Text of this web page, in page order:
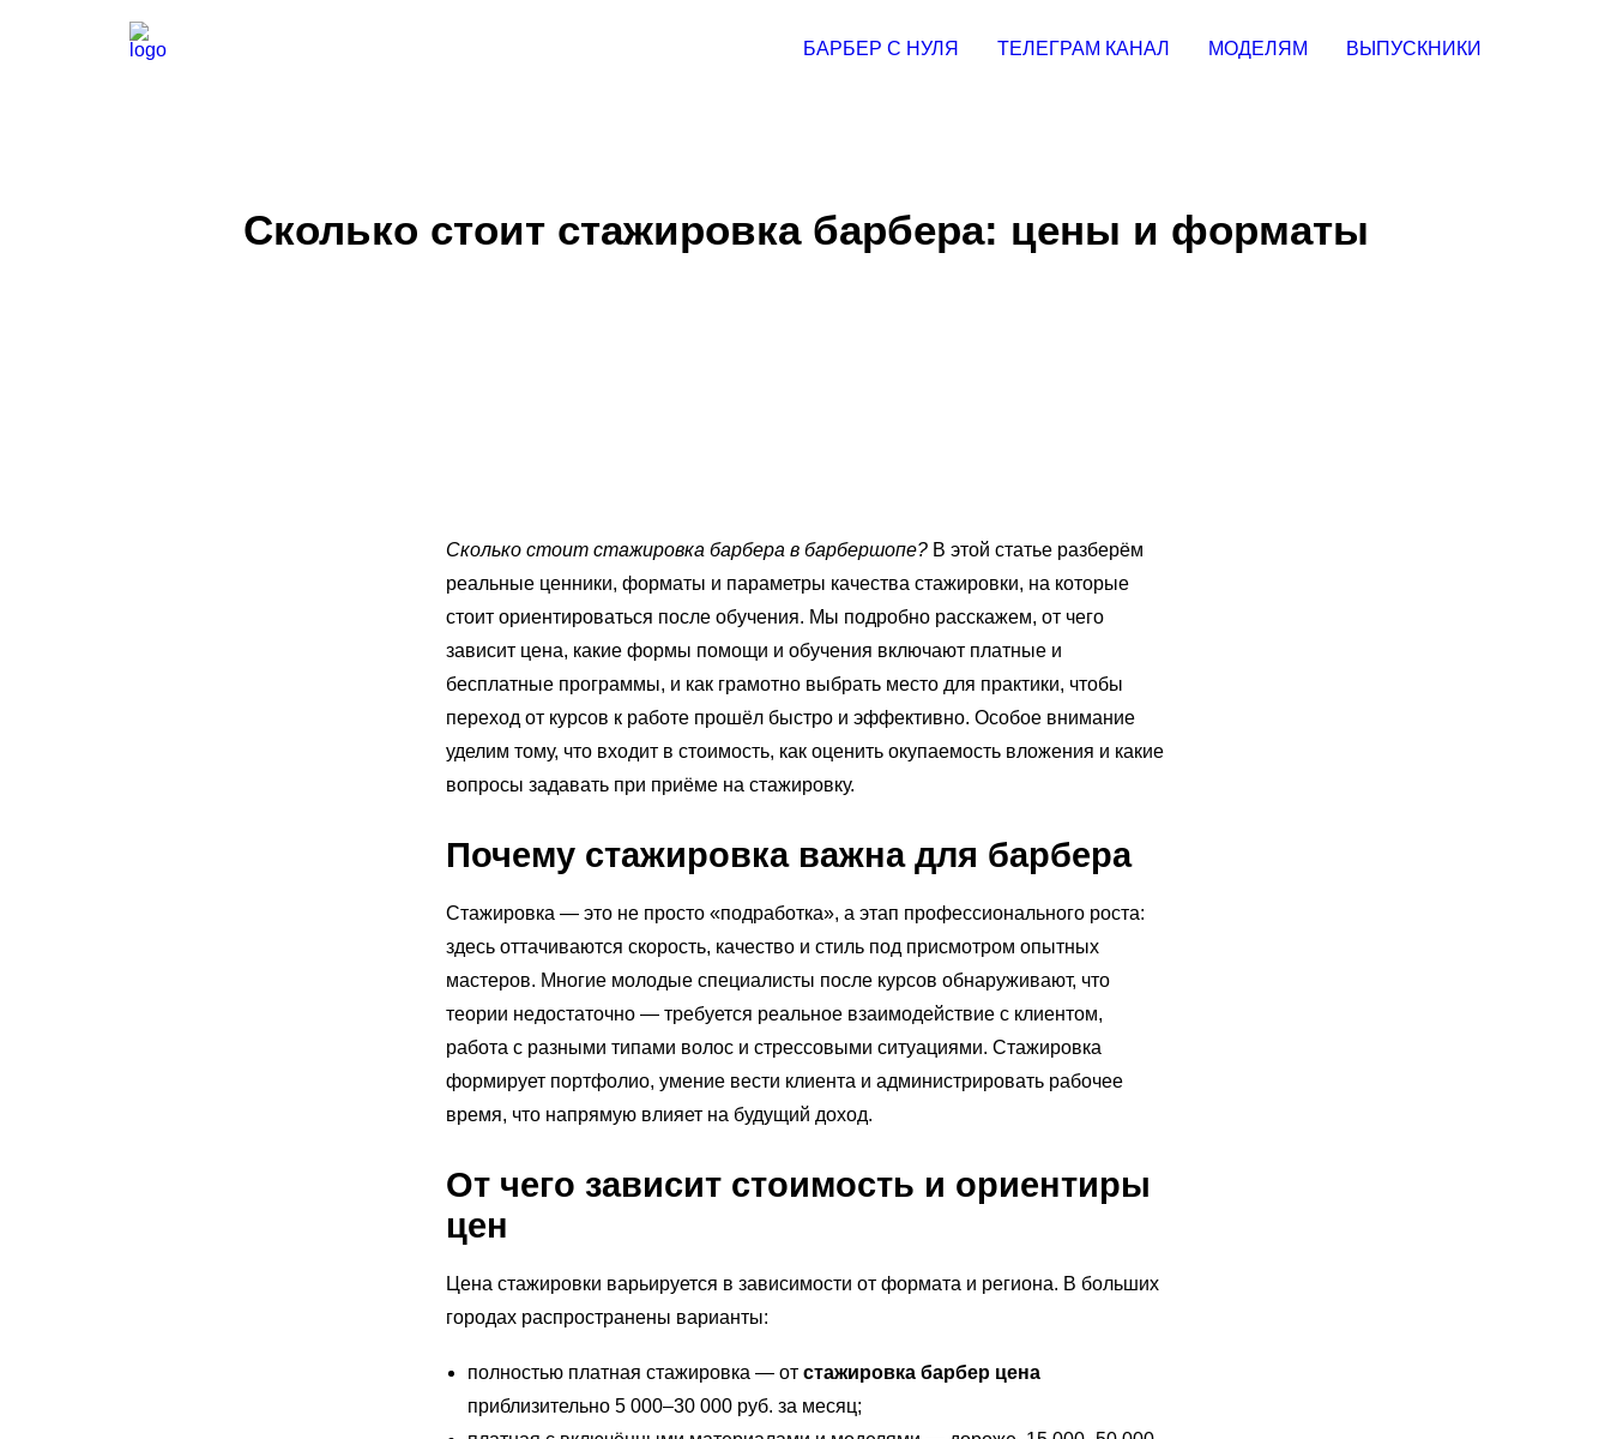
БАРБЕР С НУЛЯ ТЕЛЕГРАМ КАНАЛ МОДЕЛЯМ ВЫПУСКНИКИ
Сколько стоит стажировка барбера: цены и форматы
Сколько стоит стажировка барбера в барбершопе? В этой статье разберём
реальные ценники, форматы и параметры качества стажировки, на которые
стоит ориентироваться после обучения. Мы подробно расскажем, от чего
зависит цена, какие формы помощи и обучения включают платные и
бесплатные программы, и как грамотно выбрать место для практики, чтобы
переход от курсов к работе прошёл быстро и эффективно. Особое внимание
уделим тому, что входит в стоимость, как оценить окупаемость вложения и какие
вопросы задавать при приёме на стажировку.
Почему стажировка важна для барбера
Стажировка — это не просто «подработка», а этап профессионального роста:
здесь оттачиваются скорость, качество и стиль под присмотром опытных
мастеров. Многие молодые специалисты после курсов обнаруживают, что
теории недостаточно — требуется реальное взаимодействие с клиентом,
работа с разными типами волос и стрессовыми ситуациями. Стажировка
формирует портфолио, умение вести клиента и администрировать рабочее
время, что напрямую влияет на будущий доход.
От чего зависит стоимость и ориентиры
цен
Цена стажировки варьируется в зависимости от формата и региона. В больших
городах распространены варианты:
полностью платная стажировка — от стажировка барбер цена
приблизительно 5 000–30 000 руб. за месяц;